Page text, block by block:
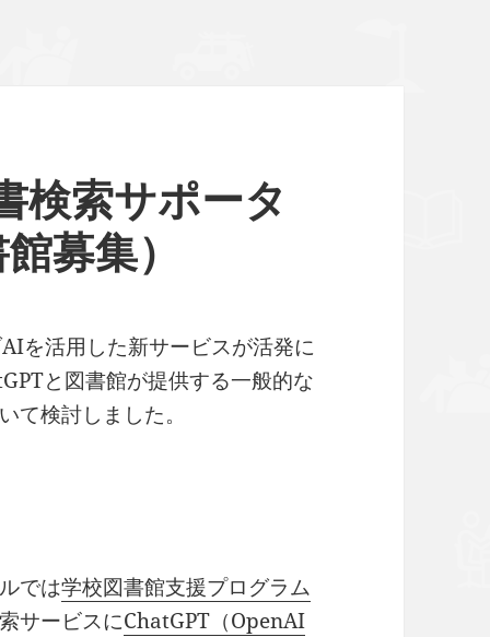
検索サポータ
募集）
を活用した新サービスが活発に
と図書館が提供する一般的な
て検討しました。
では学校図書館支援プログラム
サービスにChatGPT（OpenAI